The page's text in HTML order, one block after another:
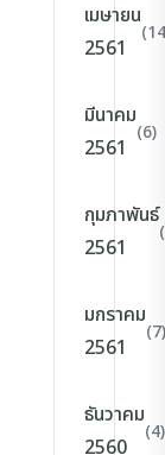
เมษายน
2561
มีนาคม
2561
(6)
กุมภาพันธ์
2561
มกราคม
2561
(7)
ธันวาคม
2560
(4)